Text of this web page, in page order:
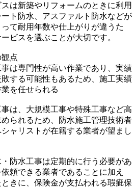
は新築やリフォームのときに利用
ト防水、アスファルト防水などが
て耐用年数や仕上がりが違うた
ビスを選ぶことが大切です。
点
は専門性が高い作業であり、実績
する可能性もあるため、施工実績
を任せられる
は、大規模工事や特殊工事など高
られるため、防水施工管理技術者
ャリストが在籍する業者が望まし
防水工事は定期的に行う必要があ
頼できる業者であることに加え
きに、保険金が支払われる瑕疵保